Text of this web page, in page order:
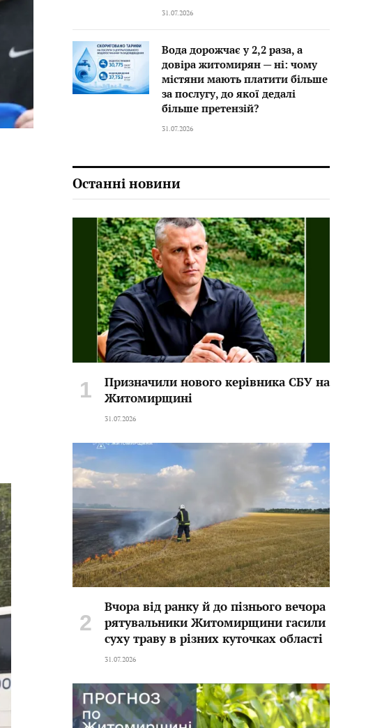
31.07.2026
Вода дорожчає у 2,2 раза, а
довіра житомирян — ні: чому
містяни мають платити більше
за послугу, до якої дедалі
більше претензій?
31.07.2026
Останні новини
Призначили нового керівника СБУ на
Житомирщині
31.07.2026
Вчора від ранку й до пізнього вечора
рятувальники Житомирщини гасили
суху траву в різних куточках області
31.07.2026